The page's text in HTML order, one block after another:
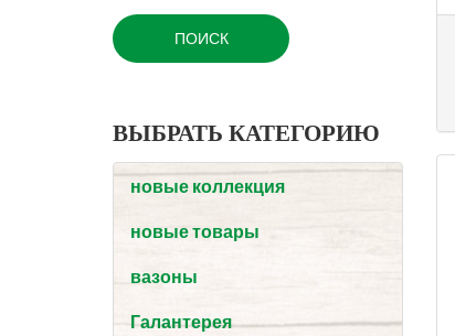
ВЫБРАТЬ КАТЕГОРИЮ
новые коллекция
новые товары
вазоны
Галантерея